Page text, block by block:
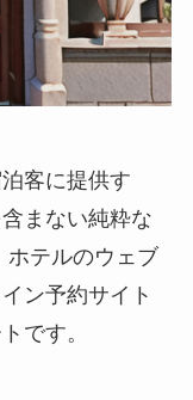
客に提供す
まない純粋な
ホテルのウェブ
ン予約サイト
です。